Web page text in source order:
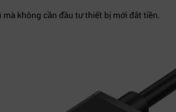
không cần đầu tư thiết bị mới đắt tiền.